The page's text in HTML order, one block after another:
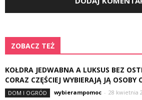
ZOBACZ TEŻ
KOŁDRA JEDWABNA A LUKSUS BEZ
CORAZ CZĘŚCIEJ WYBIERAJĄ JĄ OSOBY
DOM I OGRÓD wybierampomoc - 28 kwietnia